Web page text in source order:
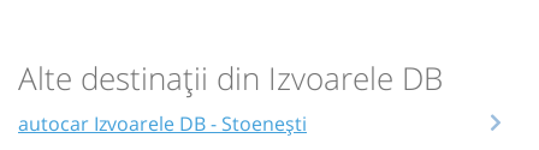
Alte destinații din Izvoarele DB
autocar Izvoarele DB - Stoenești